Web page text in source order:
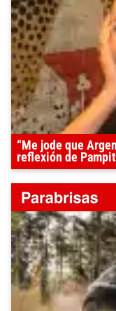
“Me jode que
reflexión de